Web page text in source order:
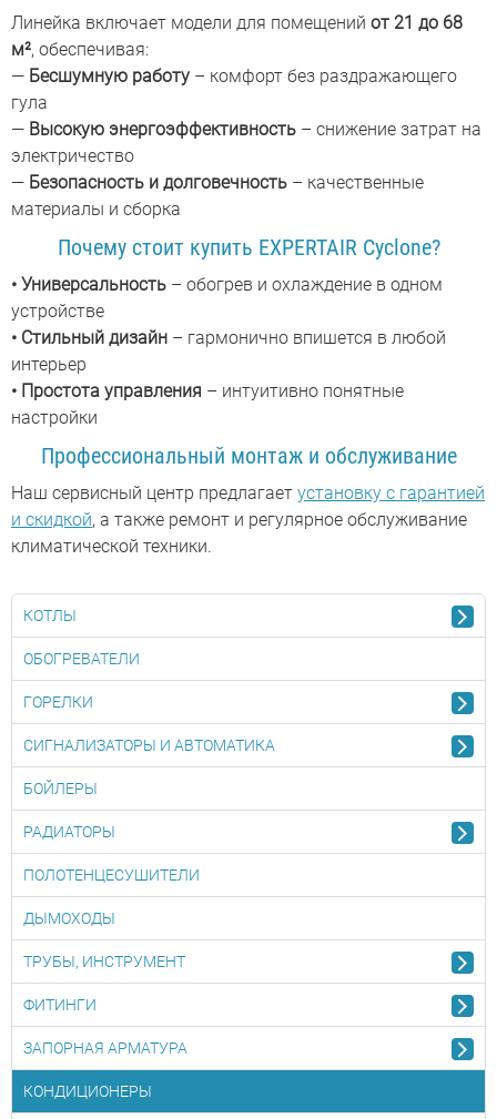
Линейка включает модели для помещений от 21 до 68
м², обеспечивая:
— Бесшумную работу – комфорт без раздражающего
гула
— Высокую энергоэффективность – снижение затрат на
электричество
— Безопасность и долговечность – качественные
материалы и сборка
Почему стоит купить EXPERTAIR Cyclone?
• Универсальность – обогрев и охлаждение в одном
устройстве
• Стильный дизайн – гармонично впишется в любой
интерьер
• Простота управления – интуитивно понятные
настройки
Профессиональный монтаж и обслуживание
Наш сервисный центр предлагает установку с гарантией
и скидкой, а также ремонт и регулярное обслуживание
климатической техники.
КОТЛЫ
ОБОГРЕВАТЕЛИ
ГОРЕЛКИ
СИГНАЛИЗАТОРЫ И АВТОМАТИКА
БОЙЛЕРЫ
РАДИАТОРЫ
ПОЛОТЕНЦЕСУШИТЕЛИ
ДЫМОХОДЫ
ТРУБЫ, ИНСТРУМЕНТ
ФИТИНГИ
ЗАПОРНАЯ АРМАТУРА
КОНДИЦИОНЕРЫ